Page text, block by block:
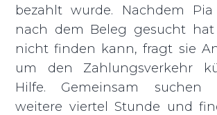
bezahlt wurde. Nachdem
nach dem Beleg gesucht
nicht finden kann, fragt sie
um den Zahlungsverkehr
Hilfe. Gemeinsam suchen
weitere viertel Stunde und